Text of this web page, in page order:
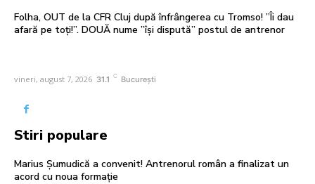
Folha, OUT de la CFR Cluj după înfrângerea cu Tromso! ”Îi dau
afară pe toți!”. DOUĂ nume ”își dispută” postul de antrenor
vineri, august 7, 2026 31.1 C București
Stiri populare
Marius Șumudică a convenit! Antrenorul român a finalizat un
acord cu noua formație